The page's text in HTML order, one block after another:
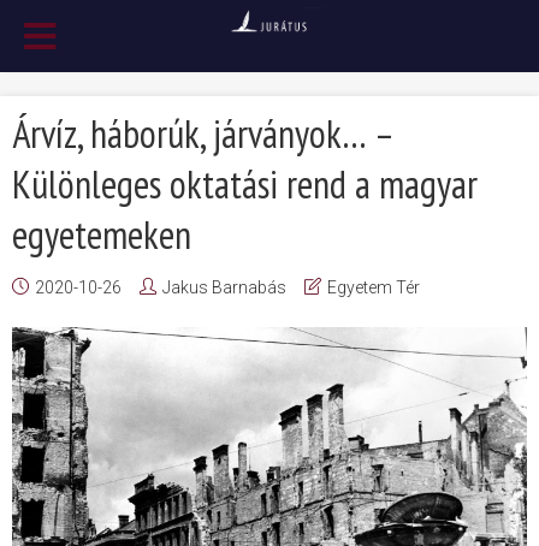
Árvíz, háborúk, járványok… –
Különleges oktatási rend a magyar
egyetemeken
2020-10-26 Jakus Barnabás Egyetem Tér